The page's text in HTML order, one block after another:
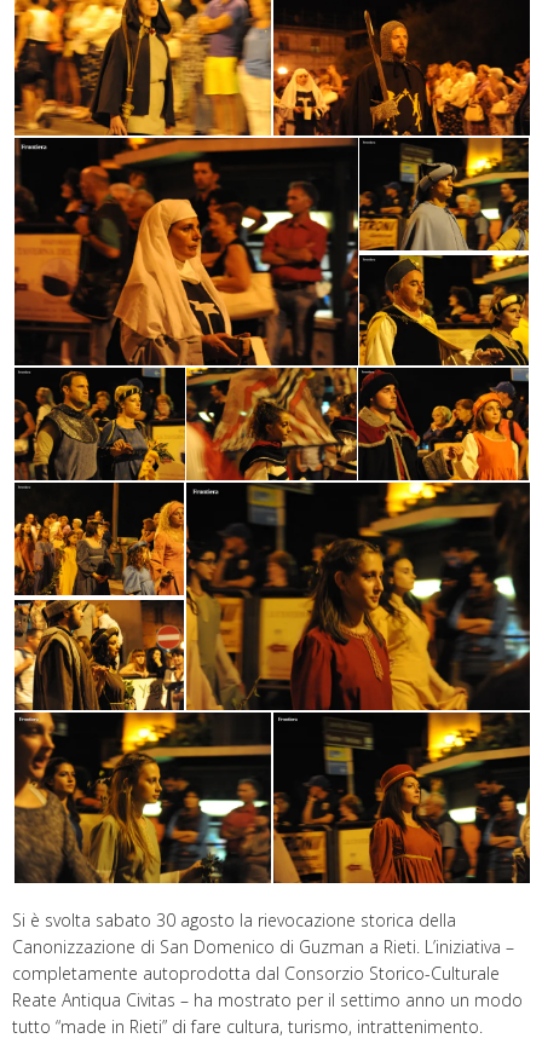
Si è svolta sabato 30 agosto la rievocazione storica della
Canonizzazione di San Domenico di Guzman a Rieti. L’iniziativa –
completamente autoprodotta dal Consorzio Storico-Culturale
Reate Antiqua Civitas – ha mostrato per il settimo anno un modo
tutto “made in Rieti” di fare cultura, turismo, intrattenimento.